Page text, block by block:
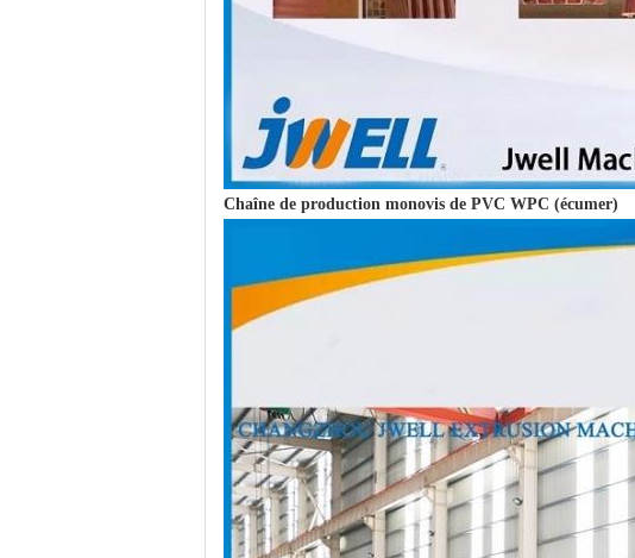
Chaîne de production monovis de PVC WPC (écumer)